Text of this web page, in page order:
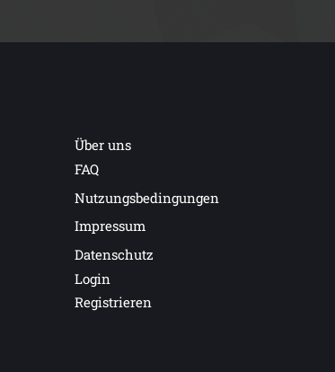
Über uns
FAQ
Nutzungsbedingungen
Impressum
Datenschutz
Login
Registrieren